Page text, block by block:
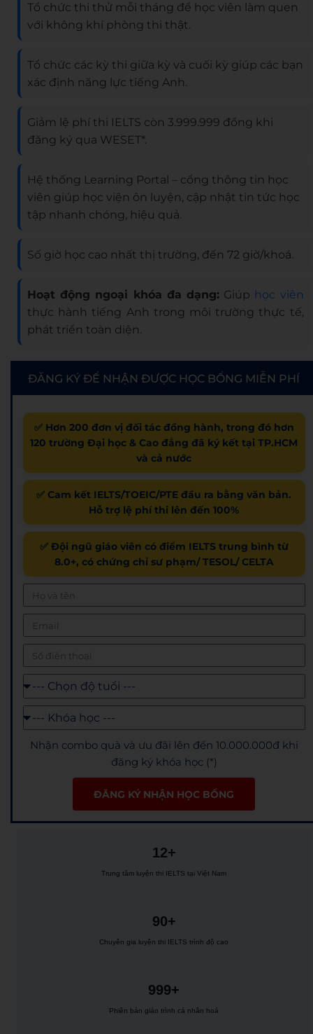
Tổ chức thi thử mỗi tháng để học viên làm quen
với không khí phòng thi thật.
Tổ chức các kỳ thi giữa kỳ và cuối kỳ giúp các bạn
xác định năng lực tiếng Anh.
Giảm lệ phí thi IELTS còn 3.999.999 đồng khi
đăng ký qua WESET*.
Hệ thống Learning Portal – cổng thông tin học
viên giúp học viện ôn luyện, cập nhật tin tức học
tập nhanh chóng, hiệu quả.
Số giờ học cao nhất thị trường, đến 72 giờ/khoá.
Hoạt động ngoại khóa đa dạng: Giúp học viên
thực hành tiếng Anh trong môi trường thực tế,
phát triển toàn diện.
ĐĂNG KÝ ĐỂ NHẬN ĐƯỢC HỌC BỔNG MIỄN PHÍ
✅ Hơn 200 đơn vị đối tác đồng hành, trong đó hơn
120 trường Đại học & Cao đẳng đã ký kết tại TP.HCM
và cả nước
✅ Cam kết IELTS/TOEIC/PTE đầu ra bằng văn bản.
Hỗ trợ lệ phí thi lên đến 100%
✅ Đội ngũ giáo viên có điểm IELTS trung bình từ
8.0+, có chứng chỉ sư phạm/ TESOL/ CELTA
Nhận combo quà và ưu đãi lên đến 10.000.000đ khi
đăng ký khóa học (*)
ĐĂNG KÝ NHẬN HỌC BỔNG
12+
Trung tâm luyện thi IELTS tại Việt Nam
90+
Chuyên gia luyện thi IELTS trình độ cao
999+
Phiên bản giáo trình cá nhân hoá